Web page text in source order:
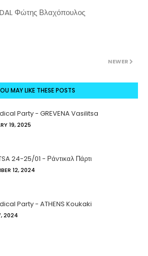
Φώτης Βλαχόπουλος
NEWER
MAY LIKE THESE POSTS
Party - GREVENA Vasilitsa
19, 2025
24-25/01 - Ράντικαλ Πάρτι
12, 2024
Party - ATHENS Koukaki
2024